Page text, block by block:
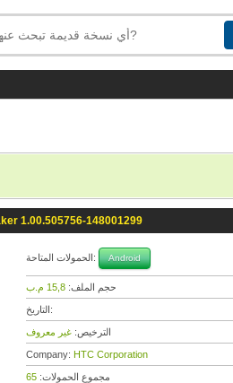
1.00.505756-148001299
الحمولات المتاحة: Android
حجم الملف: 15,8 م.ب
التاريخ:
الترخيص: غير معروف
Company: HTC Corporation
مجموع الحمولات: 65